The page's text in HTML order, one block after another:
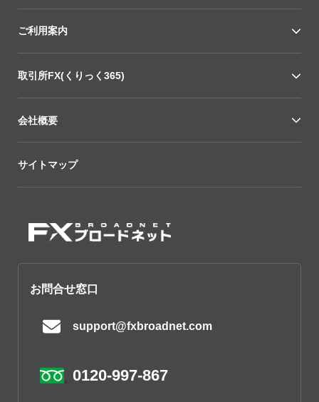
ご利用案内
取引所FX(くりっく365)
会社概要
サイトマップ
お問合せ窓口
support@fxbroadnet.com
0120-997-867